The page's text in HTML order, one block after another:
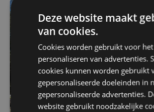
Deze website maakt
van cookies.
Cookies worden gebruikt voor het
personaliseren van advertenties.
cookies kunnen worden gebruikt
gepersonaliseerde doeleinden in
gepersonaliseerde advertenties.
website gebruikt noodzakelijke